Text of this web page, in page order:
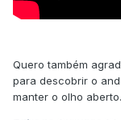
Quero também
para descobrir o
manter o olho aberto.